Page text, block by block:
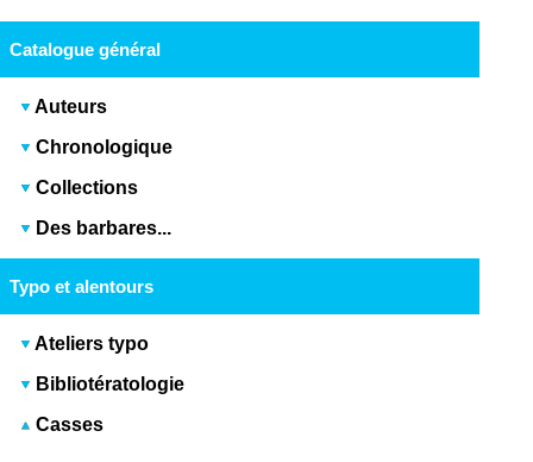
Catalogue général
Auteurs
Chronologique
Collections
Des barbares...
Typo et alentours
Ateliers typo
Bibliotératologie
Casses